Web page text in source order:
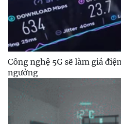
Công nghệ 5G sẽ làm giá
ngưởng